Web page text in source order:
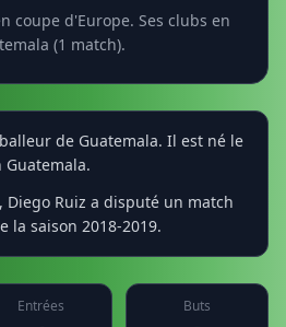
coupe d'Europe. Ses clubs en
(1 match).
de Guatemala. Il est né le
Guatemala.
Diego Ruiz a disputé un match
la saison 2018-2019.
Entrées Buts